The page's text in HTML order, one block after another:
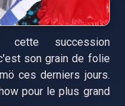
cette succession
son grain de folie
ces derniers jours.
pour le plus grand